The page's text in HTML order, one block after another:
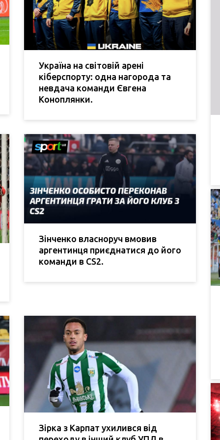
Україна на світовій арені
кіберспорту: одна нагорода та
невдача команди Євгена
Коноплянки.
Зінченко власноруч вмовив
аргентинця приєднатися до його
команди в CS2.
Зірка з Карпат ухилився від